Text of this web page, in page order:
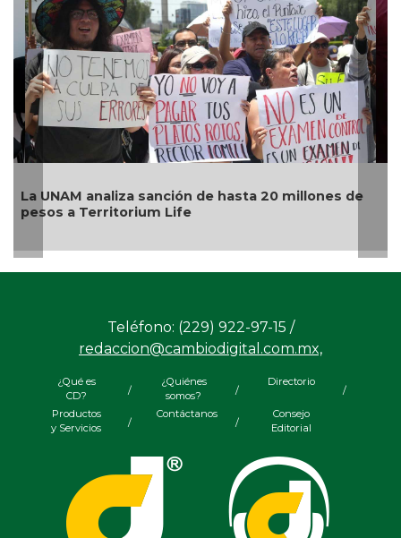
León, Oaxaca, Tijuana y Ciudad de México, sedes
del examen de control de la UNAM, del 12 al 19 de
agosto
Teléfono: (229) 922-97-15 /
redaccion@cambiodigital.com.mx,
¿Qué es
CD?
/
¿Quiénes
somos?
/
Directorio
/
Productos
y Servicios
/
Contáctanos
/
Consejo
Editorial